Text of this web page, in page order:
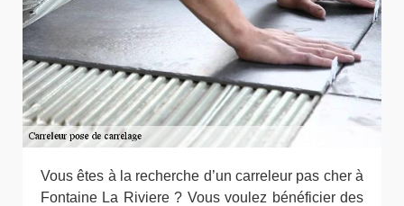
Vous êtes à la recherche d’un carreleur pas cher à
Fontaine La Riviere ? Vous voulez bénéficier des